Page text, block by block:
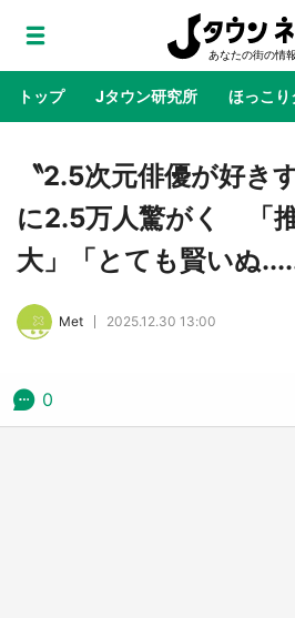
トップ Jタウン研究所 ほっこり
地域×二次元 絶景 あの時
鳥取・境港「ゲゲゲの
太郎グッズ買える 銀
〝2.5次元俳優が好き
に2.5万人驚がく 「
大」「とても賢いぬ
Met 2025.12.30 13:00
0